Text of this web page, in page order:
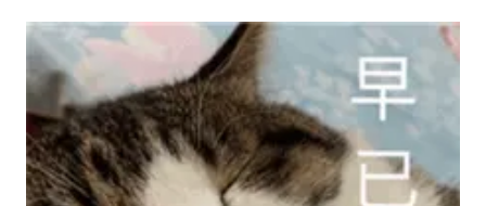
以军士兵把枪口对准中国记者
笔试第一被劝弃考涉事副校长被撤职
构建更高水平的全民健身公共服务体系
挡“张雪机车”民进党当局怕什么